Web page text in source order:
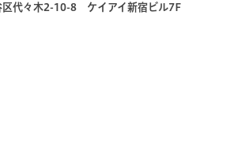
代々木2-10-8 ケイアイ新宿ビル7F